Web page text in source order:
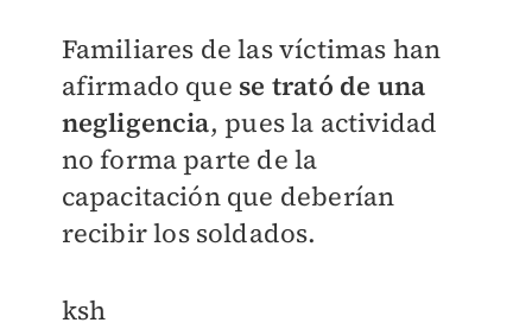
Familiares de las víctimas han
afirmado que se trató de una
negligencia, pues la actividad
no forma parte de la
capacitación que deberían
recibir los soldados.
ksh